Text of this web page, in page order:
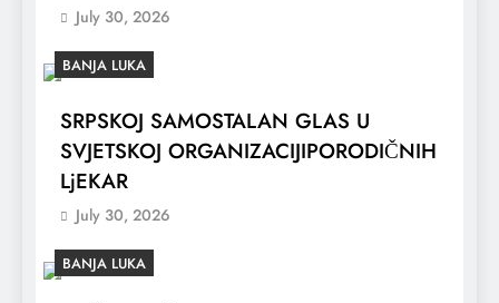
July 30, 2026
BANJA LUKA
SRPSKOJ SAMOSTALAN GLAS U
SVJETSKOJ ORGANIZACIJIPORODIČNIH
LjEKAR
July 30, 2026
BANJA LUKA